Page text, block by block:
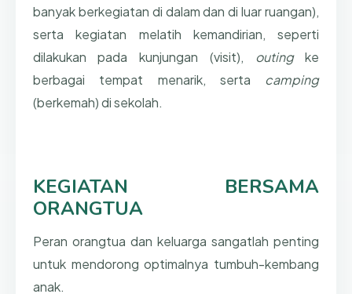
banyak berkegiatan di dalam dan di luar ruangan),
serta kegiatan melatih kemandirian, seperti
dilakukan pada kunjungan (visit), outingke
berbagai tempat menarik, serta camping
(berkemah) di sekolah.
KEGIATAN BERSAMA
ORANGTUA
Peran orangtua dan keluarga sangatlah penting
untuk mendorong optimalnya tumbuh-kembang
anak.